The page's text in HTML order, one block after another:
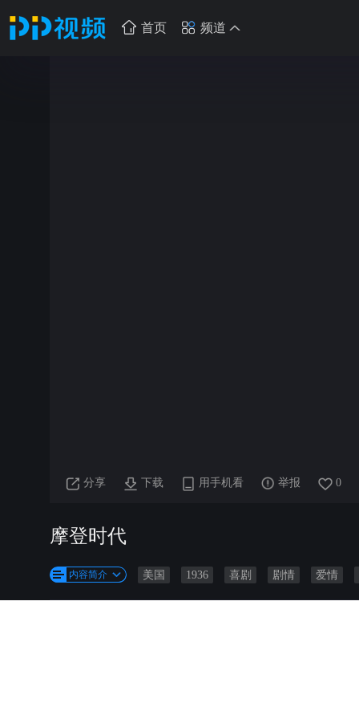
首页 频道
分享 下载 用手机看 举报 0
摩登时代
内容简介 美国 1936 喜剧 剧情 爱情